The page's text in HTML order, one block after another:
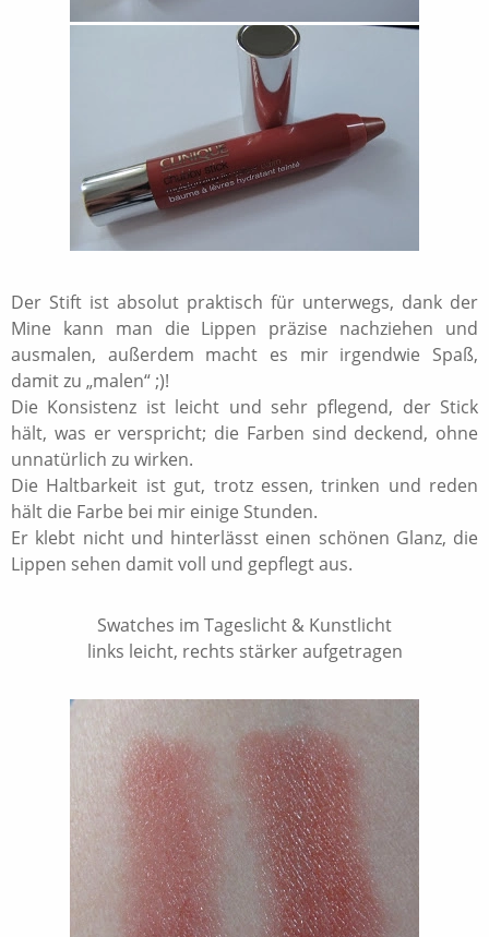
Der Stift ist absolut praktisch für unterwegs, dank der
Mine kann man die Lippen präzise nachziehen und
ausmalen, außerdem macht es mir irgendwie Spaß,
damit zu „malen“ ;)!
Die Konsistenz ist leicht und sehr pflegend, der Stick
hält, was er verspricht; die Farben sind deckend, ohne
unnatürlich zu wirken.
Die Haltbarkeit ist gut, trotz essen, trinken und reden
hält die Farbe bei mir einige Stunden.
Er klebt nicht und hinterlässt einen schönen Glanz, die
Lippen sehen damit voll und gepflegt aus.
Swatches im Tageslicht & Kunstlicht
links leicht, rechts stärker aufgetragen